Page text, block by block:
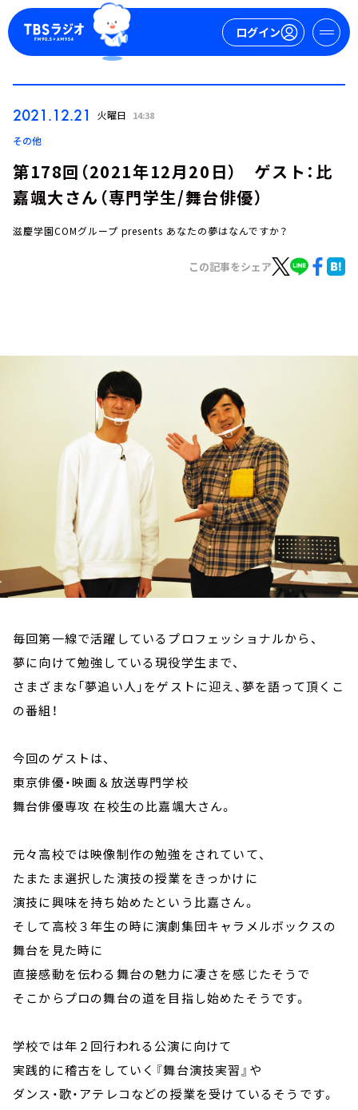
ログイン
イベント・グッズ
YouTube
会社情報
2021.12.21 火曜日 14:38
その他
第178回（2021年12月20日） ゲスト：比
嘉颯大さん（専門学生/舞台俳優）
滋慶学園COMグループ presents あなたの夢はなんですか？
この記事をシェア
毎回第一線で活躍しているプロフェッショナルから、
夢に向けて勉強している現役学生まで、
さまざまな「夢追い人」をゲストに迎え、夢を語って頂くこ
の番組！
今回のゲストは、
東京俳優・映画＆放送専門学校
舞台俳優専攻 在校生の比嘉颯大さん。
元々高校では映像制作の勉強をされていて、
たまたま選択した演技の授業をきっかけに
演技に興味を持ち始めたという比嘉さん。
そして高校３年生の時に演劇集団キャラメルボックスの
舞台を見た時に
直接感動を伝わる舞台の魅力に凄さを感じたそうで
そこからプロの舞台の道を目指し始めたそうです。
学校では年２回行われる公演に向けて
実践的に稽古をしていく『舞台演技実習』や
ダンス・歌・アテレコなどの授業を受けているそうです。